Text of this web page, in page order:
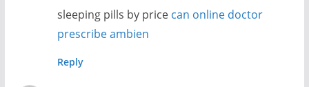
sleeping pills by price can online doctor
prescribe ambien
Reply